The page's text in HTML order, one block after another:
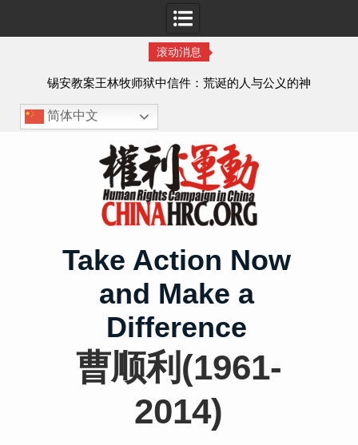
滚动消息
锡安教案王林牧师狱中信件：荒诞的人与公义的神
简体中文
Take Action Now
and Make a
Difference
曹顺利(1961-
2014)